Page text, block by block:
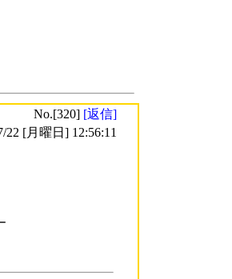
No.[320] [返信]
22 [月曜日] 12:56:11